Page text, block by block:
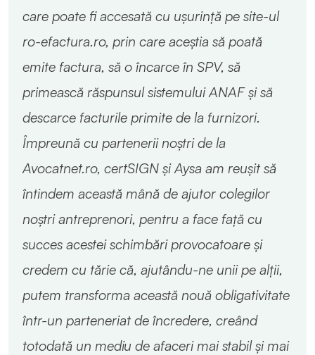
care poate fi accesată cu ușurință pe site-ul
ro-efactura.ro, prin care aceștia să poată
emite factura, să o încarce în SPV, să
primească răspunsul sistemului ANAF și să
descarce facturile primite de la furnizori.
Împreună cu partenerii noștri de la
Avocatnet.ro, certSIGN și Aysa am reușit să
întindem această mână de ajutor colegilor
noștri antreprenori, pentru a face față cu
succes acestei schimbări provocatoare și
credem cu tărie că, ajutându-ne unii pe alții,
putem transforma această nouă obligativitate
într-un parteneriat de încredere, creând
totodată un mediu de afaceri mai stabil și mai